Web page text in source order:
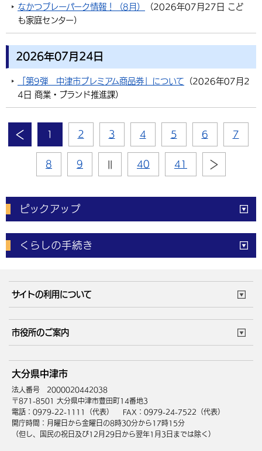
なかつプレーパーク情報！（8月） （2026年07月27日 こど
も家庭センター）
2026年07月24日
「第9弾 中津市プレミアム商品券」について （2026年07月2
4日 商業・ブランド推進課）
1 2 3 4 5 6 7
8 9 || 40 41
ピックアップ
電子申請 窓口の混雑状況
体育施設予約状況 ご意見・ご要望
くらしの手続き
成人・仕事
住まい・引越 ごみ・環境
健康・医療 障がい・福祉
高齢・介護
サイトの利用について
サイトマップ
市役所のご案内
庁舎地図 組織案内
中津市へのアクセス
大分県中津市
法人番号 2000020442038
〒871-8501 大分県中津市豊田町14番地3
電話：0979-22-1111（代表）
FAX：0979-24-7522（代表）
開庁時間：月曜日から金曜日の8時30分から17時15分
（但し、国民の祝日及び12月29日から翌年1月3日までは除く）